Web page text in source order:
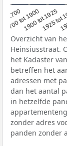
1700
1700 tot 1900
1900 tot 1925
1925
Overzicht van
Heinsiusstraat.
het Kadaster
betreffen het
adressen met
dan het aantal
in hetzelfde
zonder adres
panden zonder